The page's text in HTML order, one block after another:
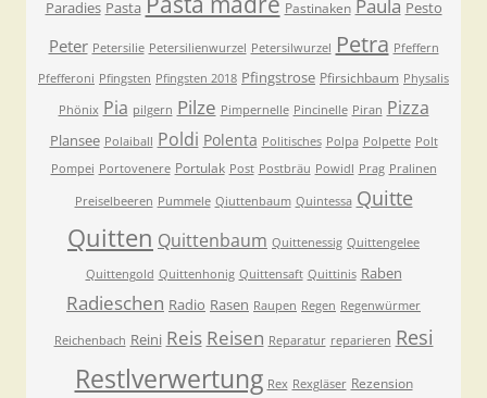
Paradies Pasta Pastinaken Paula Pesto
Peter Petersilie Petersilienwurzel Petersilwurzel Petra Pfeffern
Pfefferoni Pfingsten Pfingsten 2018 Pfingstrose Pfirsichbaum Physalis
Phönix Pia pilgern Pilze Pimpernelle Pincinelle Piran Pizza
Plansee Polaiball Poldi Polenta Politisches Polpa Polpette Polt
Pompei Portovenere Portulak Post Postbräu Powidl Prag Pralinen
Preiselbeeren Pummele Qiuttenbaum Quintessa Quitte
Quitten Quittenbaum Quittenessig Quittengelee
Quittengold Quittenhonig Quittensaft Quittinis Raben
Radieschen Radio Rasen Raupen Regen Regenwürmer
Reichenbach Reini Reis Reisen Reparatur reparieren Resi
Restlverwertung Rex Rexgläser Rezension